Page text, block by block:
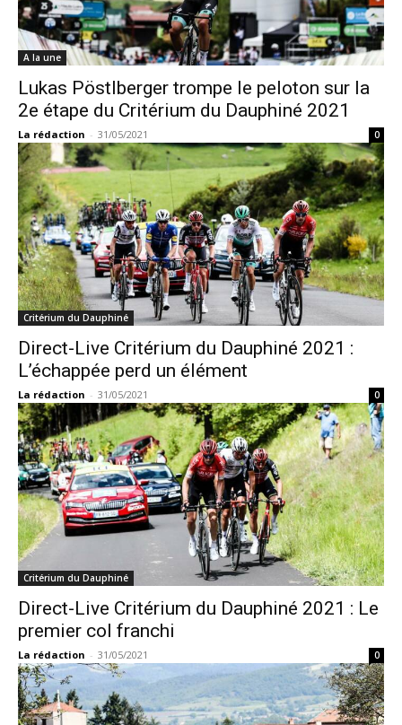
A la une
Lukas Pöstlberger trompe le peloton sur la
2e étape du Critérium du Dauphiné 2021
La rédaction - 31/05/2021 0
Critérium du Dauphiné
Direct-Live Critérium du Dauphiné 2021 :
L’échappée perd un élément
La rédaction - 31/05/2021 0
Critérium du Dauphiné
Direct-Live Critérium du Dauphiné 2021 : Le
premier col franchi
La rédaction - 31/05/2021 0